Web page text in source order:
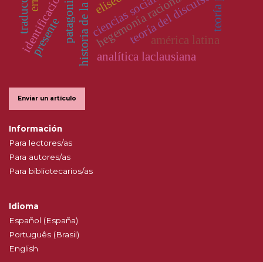
hegemonía racionalista
teoría del discurso
analítica laclausiana
américa latina
patagonia
identificación
presente ciencias sociales
Enviar un artículo
Información
Para lectores/as
Para autores/as
Para bibliotecarios/as
Idioma
Español (España)
Português (Brasil)
English